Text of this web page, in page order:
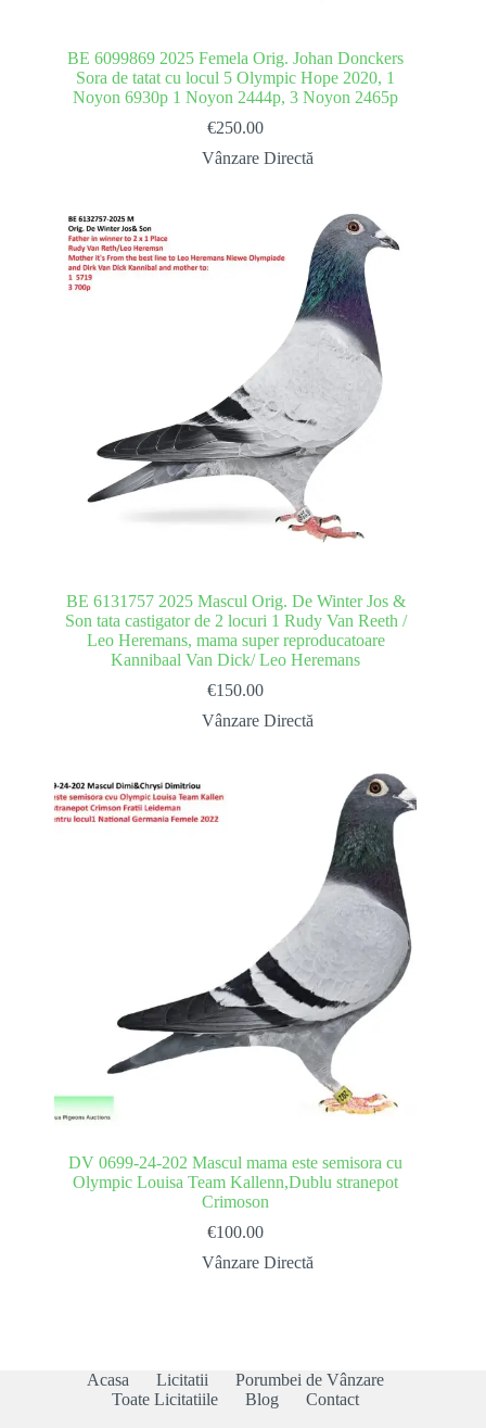
BE 6099869 2025 Femela Orig. Johan Donckers
Sora de tatat cu locul 5 Olympic Hope 2020, 1
Noyon 6930p 1 Noyon 2444p, 3 Noyon 2465p
€250.00
Vânzare Directă
BE 6131757 2025 Mascul Orig. De Winter Jos &
Son tata castigator de 2 locuri 1 Rudy Van Reeth /
Leo Heremans, mama super reproducatoare
Kannibaal Van Dick/ Leo Heremans
€150.00
Vânzare Directă
DV 0699-24-202 Mascul mama este semisora cu
Olympic Louisa Team Kallenn,Dublu stranepot
Crimoson
€100.00
Vânzare Directă
Acasa Licitatii
Porumbei de Vânzare
Toate Licitatiile
Blog Contact